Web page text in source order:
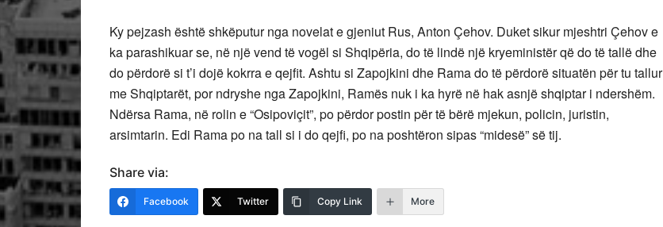
Ky pejzash është shkëputur nga novelat e gjeniut Rus, Anton Çehov. Duket sikur mjeshtri Çehov e
ka parashikuar se, në një vend të vogël si Shqipëria, do të lindë një kryeministër që do të tallë dhe
do përdorë si t’i dojë kokrra e qejfit. Ashtu si Zapojkini dhe Rama do të përdorë situatën për tu tallur
me Shqiptarët, por ndryshe nga Zapojkini, Ramës nuk i ka hyrë në hak asnjë shqiptar i ndershëm.
Ndërsa Rama, në rolin e “Osipoviçit”, po përdor postin për të bërë mjekun, policin, juristin,
arsimtarin. Edi Rama po na tall si i do qejfi, po na poshtëron sipas “midesë” së tij.
Share via:
Facebook Twitter Copy Link More